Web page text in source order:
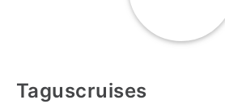
Taguscruises